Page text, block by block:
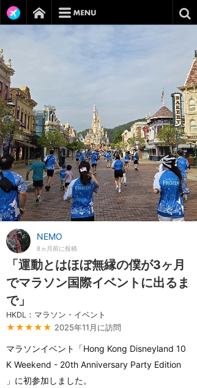
NEMO
8ヵ月前に投稿
「運動とはほぼ無縁の僕が3ヶ月
でマラソン国際イベントに出るま
で」
HKDL：マラソン・イベント
★★★★★ 2025年11月に訪問
マラソンイベント「Hong Kong Disneyland 10
K Weekend - 20th Anniversary Party Edition
」に初参加しました。